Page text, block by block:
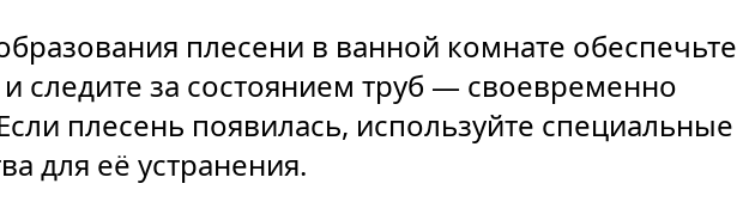
плесени в ванной комнате обеспечьте
следите за состоянием труб — своевременно
плесень появилась, используйте специальные
для её устранения.